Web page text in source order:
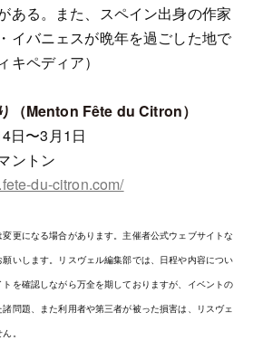
ある。また、スペイン出身の作家
イバニェスが晩年を過ごした地で
キペディア）
（Menton Fête du Citron）
日〜3月1日
ントン
du-citron.com/
更になる場合があります。主催者公式ウェブサイトな
いします。リスヴェル編集部では、日程や内容につい
を確認しながら万全を期しておりますが、イベントの
問題、また利用者や第三者が被った損害は、リスヴェ
。